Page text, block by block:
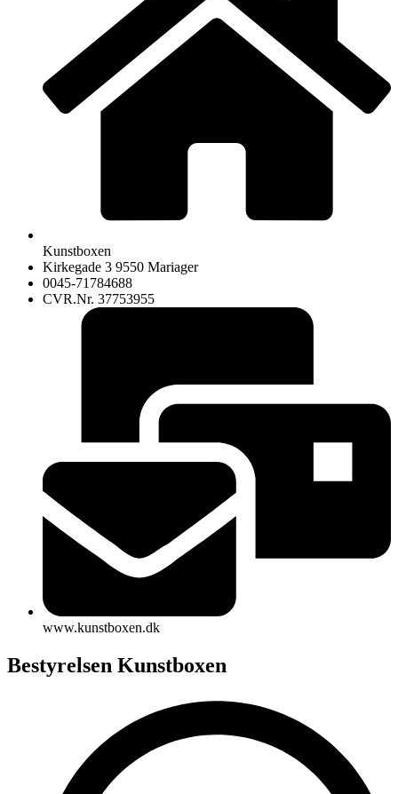
Kunstboxen
Kirkegade 3 9550 Mariager
0045-71784688
CVR.Nr. 37753955
www.kunstboxen.dk
Bestyrelsen Kunstboxen